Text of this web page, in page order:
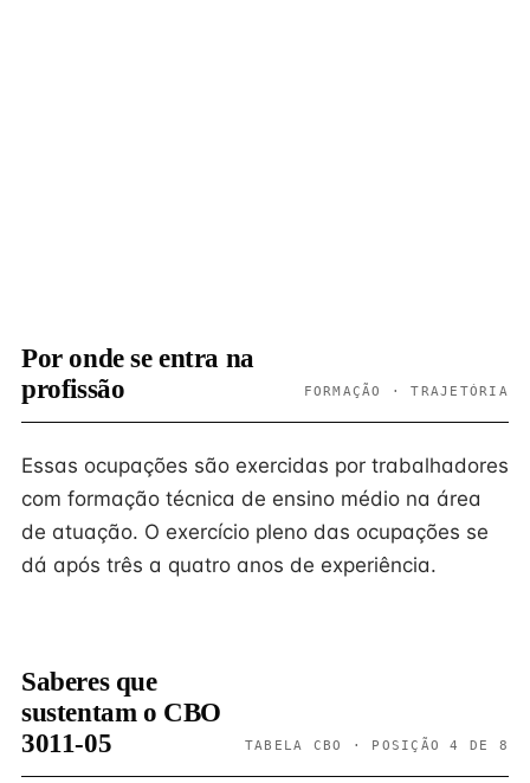
Por onde se entra na
profissão
FORMAÇÃO · TRAJETÓRIA
Essas ocupações são exercidas por trabalhadores
com formação técnica de ensino médio na área
de atuação. O exercício pleno das ocupações se
dá após três a quatro anos de experiência.
Saberes que
sustentam o CBO
3011-05
TABELA CBO · POSIÇÃO 4 DE 8